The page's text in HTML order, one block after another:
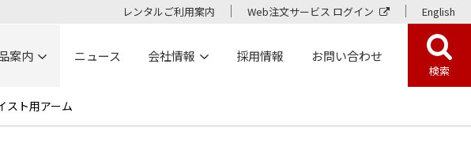
レンタルご利用案内 Web注文サービス ログイン English
案内 ニュース 会社情報 採用情報 お問い合わせ
検索
スト用アーム